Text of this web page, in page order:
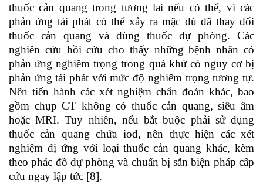
thuốc cản quang trong tương lai nếu có thể, vì các
phản ứng tái phát có thể xảy ra mặc dù đã thay đổi
thuốc cản quang và dùng thuốc dự phòng. Các
nghiên cứu hồi cứu cho thấy những bệnh nhân có
phản ứng nghiêm trọng trong quá khứ có nguy cơ bị
phản ứng tái phát với mức độ nghiêm trọng tương tự.
Nên tiến hành các xét nghiệm chẩn đoán khác, bao
gồm chụp CT không có thuốc cản quang, siêu âm
hoặc MRI. Tuy nhiên, nếu bắt buộc phải sử dụng
thuốc cản quang chứa iod, nên thực hiện các xét
nghiệm dị ứng với loại thuốc cản quang khác, kèm
theo phác đồ dự phòng và chuẩn bị sẵn biện pháp cấp
cứu ngay lập tức [8].